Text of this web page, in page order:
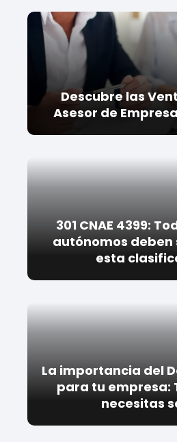
Descubre las
Asesor de
301 CNAE 4399:
autónomos deben
esta
La importancia del
para tu empresa:
necesitas